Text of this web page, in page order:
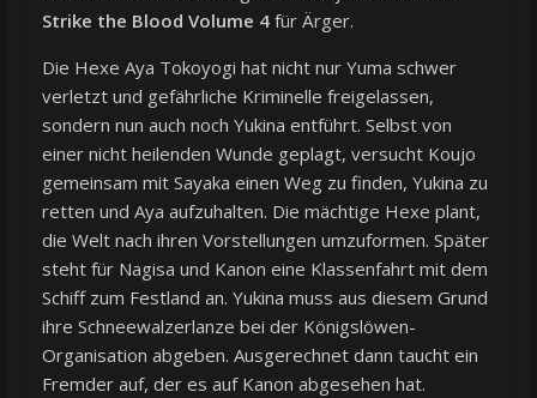
Strike the Blood Volume 4für Ärger.
Die Hexe Aya Tokoyogi hat nicht nur Yuma schwer
verletzt und gefährliche Kriminelle freigelassen,
sondern nun auch noch Yukina entführt. Selbst von
einer nicht heilenden Wunde geplagt, versucht Koujo
gemeinsam mit Sayaka einen Weg zu finden, Yukina zu
retten und Aya aufzuhalten. Die mächtige Hexe plant,
die Welt nach ihren Vorstellungen umzuformen. Später
steht für Nagisa und Kanon eine Klassenfahrt mit dem
Schiff zum Festland an. Yukina muss aus diesem Grund
ihre Schneewalzerlanze bei der Königslöwen-
Organisation abgeben. Ausgerechnet dann taucht ein
Fremder auf, der es auf Kanon abgesehen hat.